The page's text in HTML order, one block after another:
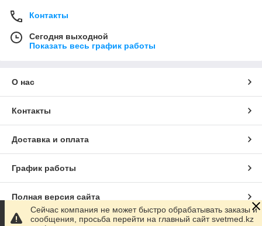
Контакты
Сегодня выходной
Показать весь график работы
О нас
Контакты
Доставка и оплата
График работы
Полная версия сайта
Сейчас компания не может быстро обрабатывать заказы и
сообщения, просьба перейти на главный сайт svetmed.kz